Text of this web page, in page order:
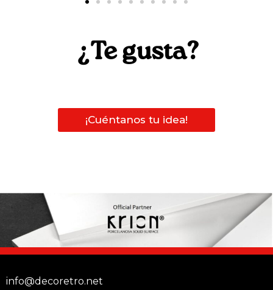
¿Te gusta?
¡Cuéntanos tu idea!
info@decoretro.net